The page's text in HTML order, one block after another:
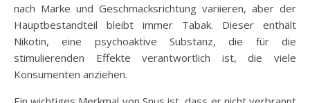
nach Marke und Geschmacksrichtung variieren, aber der
Hauptbestandteil bleibt immer Tabak. Dieser enthält
Nikotin, eine psychoaktive Substanz, die für die
stimulierenden Effekte verantwortlich ist, die viele
Konsumenten anziehen.